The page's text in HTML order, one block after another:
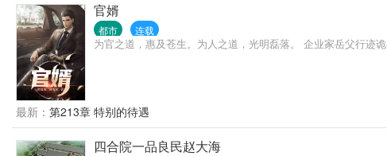
官婿
都市 连载
为官之道，惠及苍生。为人之道，光明磊落。 企业家岳父行迹
最新： 第213章 特别的待遇
四合院一品良民赵大海